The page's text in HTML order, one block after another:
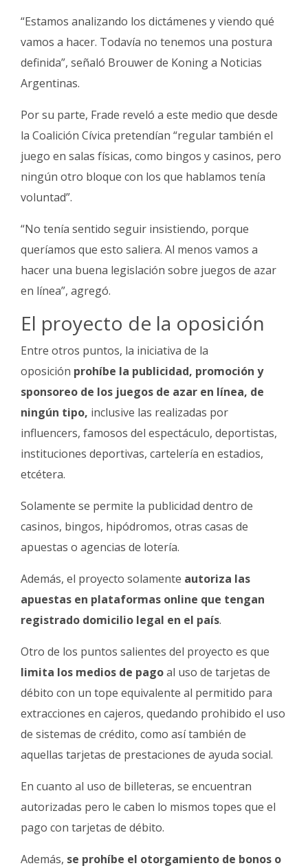
“Estamos analizando los dictámenes y viendo qué
vamos a hacer. Todavía no tenemos una postura
definida”, señaló Brouwer de Koning a Noticias
Argentinas.
Por su parte, Frade reveló a este medio que desde
la Coalición Cívica pretendían “regular también el
juego en salas físicas, como bingos y casinos, pero
ningún otro bloque con los que hablamos tenía
voluntad”.
“No tenía sentido seguir insistiendo, porque
queríamos que esto saliera. Al menos vamos a
hacer una buena legislación sobre juegos de azar
en línea”, agregó.
El proyecto de la oposición
Entre otros puntos, la iniciativa de la
oposición prohíbe la publicidad, promoción y
sponsoreo de los juegos de azar en línea, de
ningún tipo, inclusive las realizadas por
influencers, famosos del espectáculo, deportistas,
instituciones deportivas, cartelería en estadios,
etcétera.
Solamente se permite la publicidad dentro de
casinos, bingos, hipódromos, otras casas de
apuestas o agencias de lotería.
Además, el proyecto solamente autoriza las
apuestas en plataformas online que tengan
registrado domicilio legal en el país.
Otro de los puntos salientes del proyecto es que
limita los medios de pagoal uso de tarjetas de
débito con un tope equivalente al permitido para
extracciones en cajeros, quedando prohibido el uso
de sistemas de crédito, como así también de
aquellas tarjetas de prestaciones de ayuda social.
En cuanto al uso de billeteras, se encuentran
autorizadas pero le caben lo mismos topes que el
pago con tarjetas de débito.
Además, se prohíbe el otorgamiento de bonos o